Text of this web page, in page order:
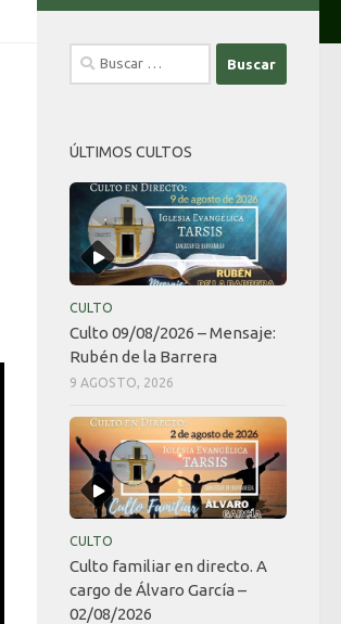
Buscar:
ÚLTIMOS CULTOS
CULTO
Culto 09/08/2026 – Mensaje:
Rubén de la Barrera
9 AGOSTO, 2026
CULTO
Culto familiar en directo. A
cargo de Álvaro García –
02/08/2026